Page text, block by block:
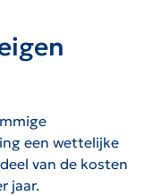
een wettelijke
van de kosten
jaar.